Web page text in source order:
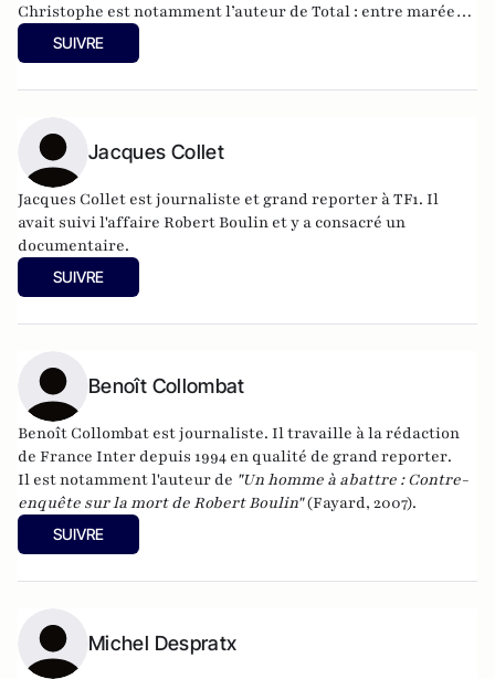
Christophe est notamment l’auteur de Total : entre marée
noire et blanchiment (Golias, 2000), Birmanie, la dictature
du pavot (Picquier, 1998), et coauteur de La drogue, nouveau
Guéant. Un préfet en eaux troubles, aux éditions du
Moment.
SUIVRE
Jacques Collet
Jacques Collet est journaliste et grand reporter à TF1. Il
avait suivi l'affaire Robert Boulin et y a consacré un
documentaire.
SUIVRE
Benoît Collombat
Benoît Collombat est journaliste. Iltravaille à la rédaction
de France Inter depuis 1994 en qualité de grand reporter.
Il est notamment l'auteur de "Un homme à abattre : Contre-
enquête sur la mort de Robert Boulin"(Fayard, 2007).
SUIVRE
Michel Despratx